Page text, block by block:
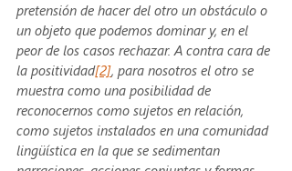
pretensión de hacer del otro un obstáculo o
un objeto que podemos dominar y, en el
peor de los casos rechazar. A contra cara de
la positividad[2], para nosotros el otro se
muestra como una posibilidad de
reconocernos como sujetos en relación,
como sujetos instalados en una comunidad
lingüística en la que se sedimentan